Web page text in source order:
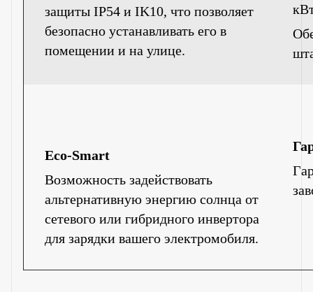
защиты IP54 и IK10, что позволяет
безопасно устанавливать его в
помещении и на улице.
Eco-Smart
Возможность задействовать
альтернативную энергию солнца от
сетевого или гибридного инвертора
для зарядки вашего электромобиля.